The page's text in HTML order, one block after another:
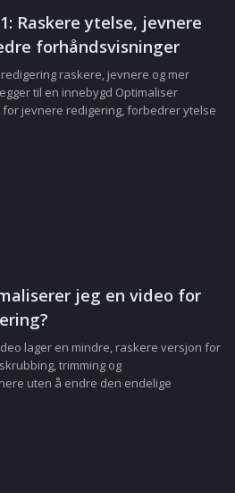
Raskere ytelse, jevnere
forhåndsvisninger
raskere, jevnere og mer
til en innebygd Optimaliser
jevnere redigering, forbedrer ytelse
jeg en video for
lager en mindre, raskere versjon for
trimming og
uten å endre den endelige